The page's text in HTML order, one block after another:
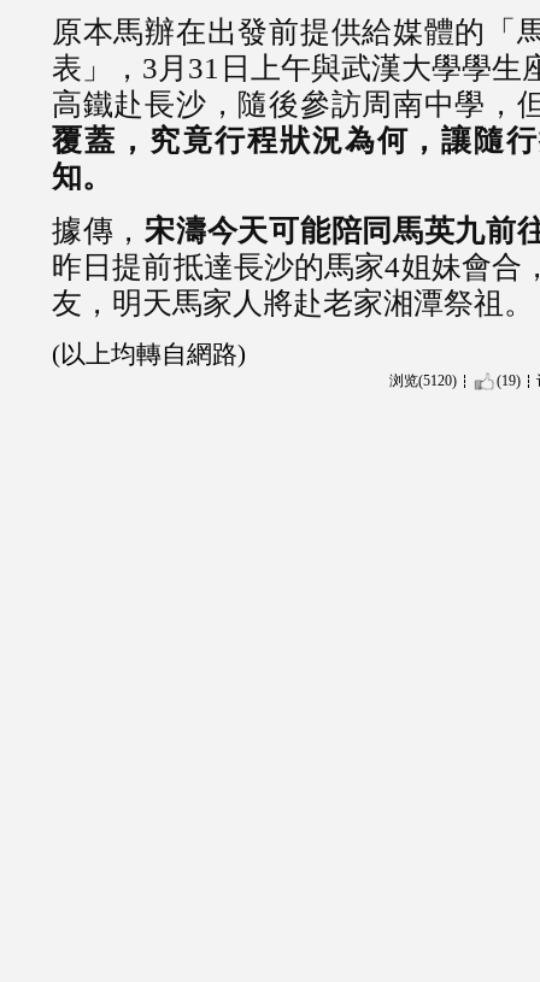
原本馬辦在出發前提供給媒體的「
表」，3月31日上午與武漢大學學生
高鐵赴長沙，隨後參訪周南中學，
覆蓋，究竟行程狀況為何，讓隨
知。
據傳，宋濤今天可能陪同馬英九前
昨日提前抵達長沙的馬家4姐妹會合
友，明天馬家人將赴老家湘潭祭祖。
(以上均轉自網路)
浏览(5120) (19)